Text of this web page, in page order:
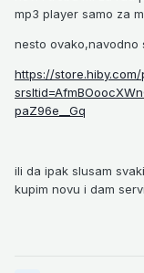
mp3 player samo za
nesto ovako,navodno
https://
paZ96e__Gq
ili da ipak slusam
kupim novu i dam